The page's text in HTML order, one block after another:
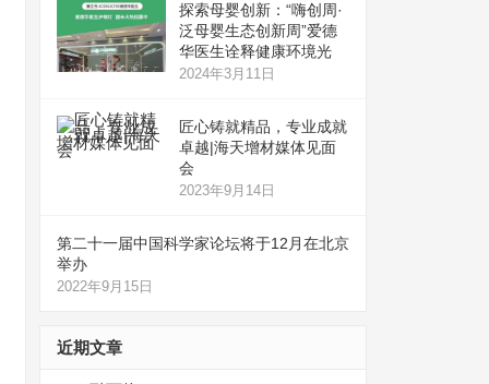
探索母婴创新：“嗨创周·
泛母婴生态创新周”爱德
华医生诠释健康环境光
2024年3月11日
匠心铸就精品，专业成就
卓越|海天增材媒体见面
会
2023年9月14日
第二十一届中国科学家论坛将于12月在北京
举办
2022年9月15日
近期文章